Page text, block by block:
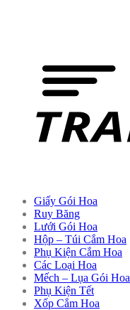
Giấy Gói Hoa
Ruy Băng
Lưới Gói Hoa
Hộp – Túi Cắm Hoa
Phụ Kiện Cắm Hoa
Các Loại Hoa
Mếch – Lụa Gói Hoa
Phụ Kiện Tết
Xốp Cắm Hoa